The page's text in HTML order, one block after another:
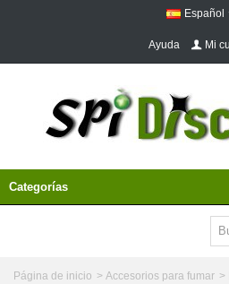
Español
Ayuda Mi
Categorías
Página de inicio > Accesorios para fumar >